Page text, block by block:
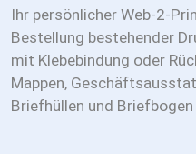
Ihr persönlicher Web-2-
Bestellung bestehender
mit Klebebindung oder
Mappen,
Briefhüllen und Briefbogen